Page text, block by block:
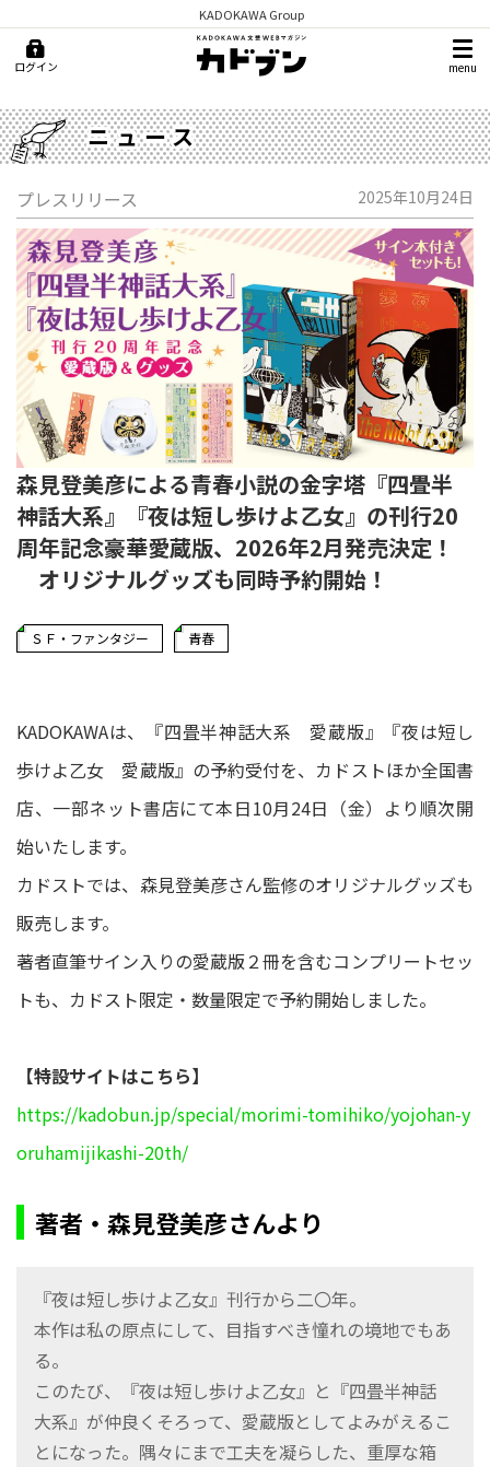
KADOKAWA Group
ログイン menu
ニュース
プレスリリース 2025年10月24日
森見登美彦による青春小説の金字塔『四畳半
神話大系』『夜は短し歩けよ乙女』の刊行20
周年記念豪華愛蔵版、2026年2月発売決定！
オリジナルグッズも同時予約開始！
ＳＦ・ファンタジー 青春
KADOKAWAは、『四畳半神話大系 愛蔵版』『夜は短し
歩けよ乙女 愛蔵版』の予約受付を、カドストほか全国書
店、一部ネット書店にて本日10月24日（金）より順次開
始いたします。
カドストでは、森見登美彦さん監修のオリジナルグッズも
販売します。
著者直筆サイン入りの愛蔵版２冊を含むコンプリートセッ
トも、カドスト限定・数量限定で予約開始しました。
【特設サイトはこちら】
https://kadobun.jp/special/morimi-tomihiko/yojohan-y
oruhamijikashi-20th/
著者・森見登美彦さんより
『夜は短し歩けよ乙女』刊行から二〇年。
本作は私の原点にして、目指すべき憧れの境地でもあ
る。
このたび、『夜は短し歩けよ乙女』と『四畳半神話
大系』が仲良くそろって、愛蔵版としてよみがえるこ
とになった。隅々にまで工夫を凝らした、重厚な箱